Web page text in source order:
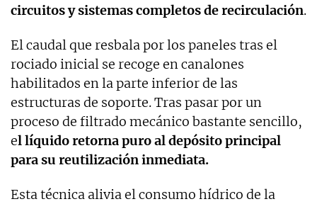
circuitos y sistemas completos de recirculación.
El caudal que resbala por los paneles tras el
rociado inicial se recoge en canalones
habilitados en la parte inferior de las
estructuras de soporte. Tras pasar por un
proceso de filtrado mecánico bastante sencillo,
el líquido retorna puro al depósito principal
para su reutilización inmediata.
Esta técnica alivia el consumo hídrico de la